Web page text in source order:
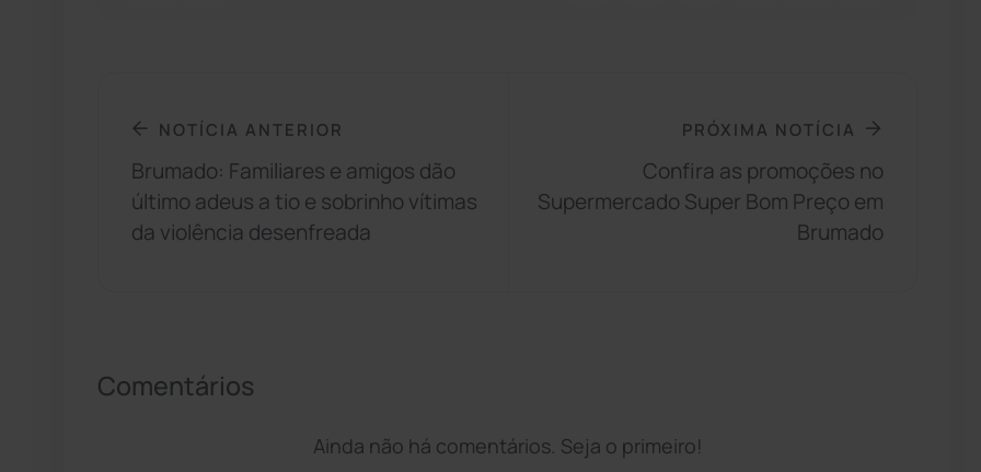
NOTÍCIA ANTERIOR
Brumado: Familiares e amigos dão
último adeus a tio e sobrinho vítimas
da violência desenfreada
PRÓXIMA NOTÍCIA
Confira as promoções no
Supermercado Super Bom Preço em
Brumado
Comentários
Ainda não há comentários. Seja o primeiro!